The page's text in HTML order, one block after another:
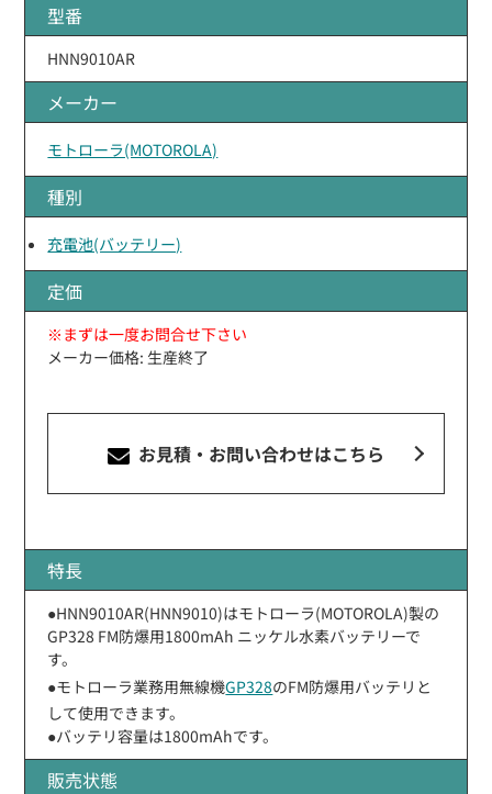
型番
HNN9010AR
メーカー
モトローラ(MOTOROLA)
種別
充電池(バッテリー)
定価
※まずは一度お問合せ下さい
メーカー価格: 生産終了
お見積・お問い合わせはこちら
特長
●HNN9010AR(HNN9010)はモトローラ(MOTOROLA)製の
GP328 FM防爆用1800mAh ニッケル水素バッテリーで
す。
●モトローラ業務用無線機GP328のFM防爆用バッテリと
して使用できます。
●バッテリ容量は1800mAhです。
販売状態